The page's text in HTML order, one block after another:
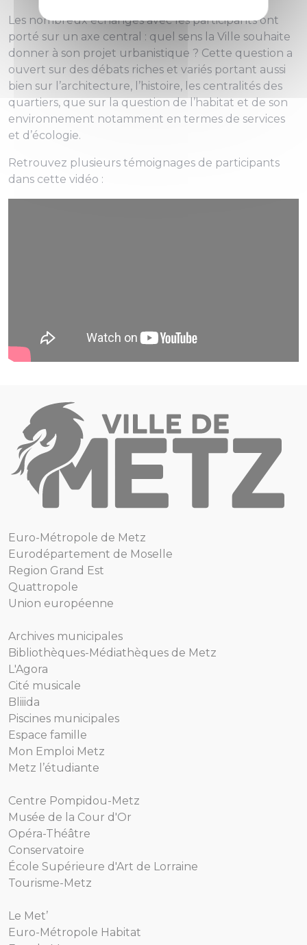
Les nombreux échanges avec les participants ont
porté sur un axe central : quel sens la Ville souhaite
donner à son projet urbanistique ? Cette question a
ouvert sur des débats riches et variés portant aussi
bien sur l’architecture, l’histoire, les centralités des
quartiers, que sur la question de l’habitat et de son
environnement notamment en termes de services
et d’écologie.
Retrouvez plusieurs témoignages de participants
dans cette vidéo :
Euro-Métropole de Metz
Eurodépartement de Moselle
Region Grand Est
Quattropole
Union européenne
Archives municipales
Bibliothèques-Médiathèques de Metz
L'Agora
Cité musicale
Bliiida
Piscines municipales
Espace famille
Mon Emploi Metz
Metz l’étudiante
Centre Pompidou-Metz
Musée de la Cour d'Or
Opéra-Théâtre
Conservatoire
École Supérieure d'Art de Lorraine
Tourisme-Metz
Le Met’
Euro-Métropole Habitat